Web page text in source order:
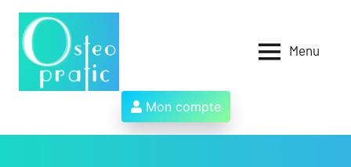
Aller
contenu
des
ostéopathes
et
Menu
Mon compte